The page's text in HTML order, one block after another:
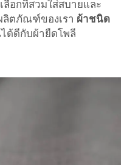
อกที่สวมใส่สบายและ
ตภัณฑ์ของเรา ผ้าชนิด
ด้ดีกับผ้ายืดโพลี